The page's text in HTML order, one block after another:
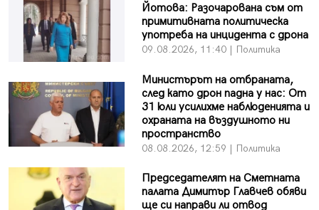
Йотова: Разочарована съм от
примитивната политическа
употреба на инцидента с дрона
09.08.2026, 11:40 | Политика
Министърът на отбраната,
след като дрон падна у нас: От
31 юли усилихме наблюденията и
охраната на въздушното ни
пространство
08.08.2026, 12:59 | Политика
Председателят на Сметната
палата Димитър Главчев обяви
ще си направи ли отвод